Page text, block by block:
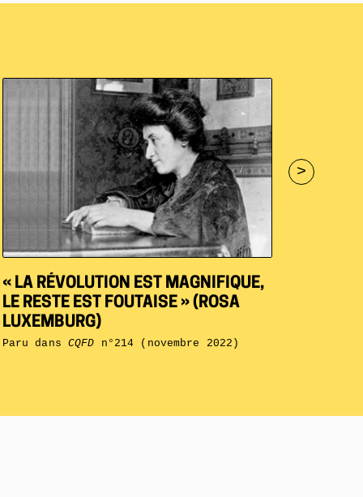
>
« LA RÉVOLUTION EST MAGNIFIQUE,
LE RESTE EST FOUTAISE » (ROSA
LUXEMBURG)
Paru dans CQFD n°214 (novembre 2022)